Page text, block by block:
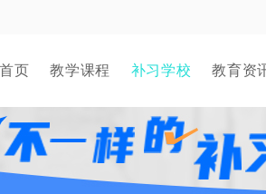
首页 教学课程 补习学校 教育资